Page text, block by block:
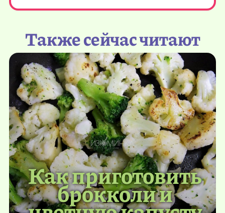
Также сейчас читают
Как приготовить
брокколи и